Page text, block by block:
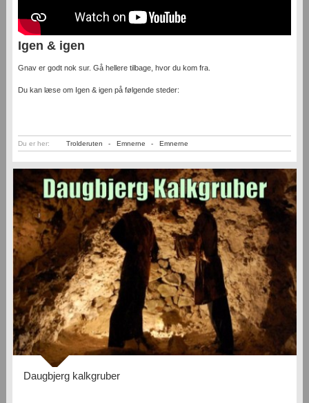
Igen & igen
Gnav er godt nok sur. Gå hellere tilbage, hvor du kom fra.
Du kan læse om Igen & igen på følgende steder:
Du er her: Trolderuten - Emnerne - Emnerne
Daugbjerg kalkgruber